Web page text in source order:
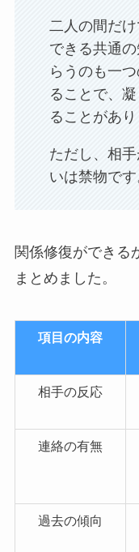
二人の間だ
できる共通
らうのも一
ることで、
ることがあり
ただし、相
いは禁物です
関係修復ができる
まとめました。
項目の内容
相手の反応
連絡の有無
過去の傾向